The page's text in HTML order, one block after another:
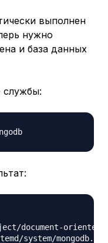
выполнен
нужно
и база данных
службы:
document-oriented
system/